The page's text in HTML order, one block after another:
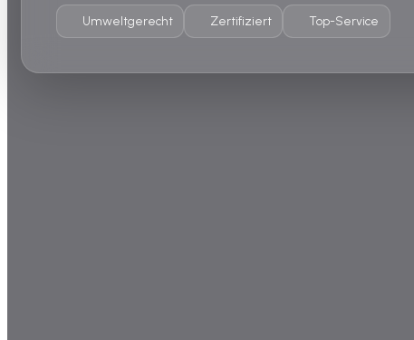
Umweltgerecht Zertifiziert Top-Service